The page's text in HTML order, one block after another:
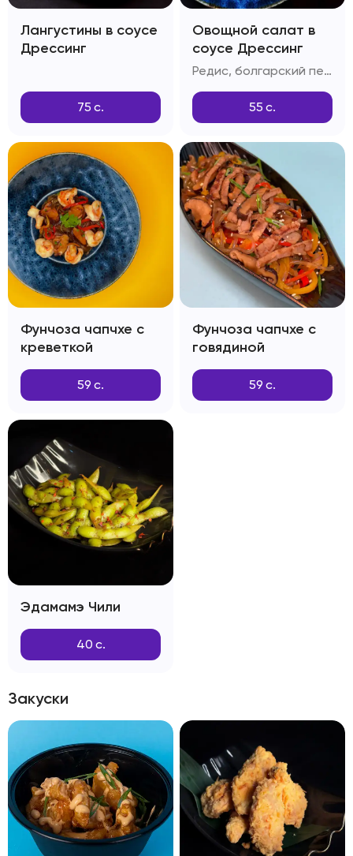
Лангустины в соусе
Дрессинг
75 с.
Овощной салат в
соусе Дрессинг
Редис, болгарский перец, дайкон, красный лук, огурцы, шпинат, салатный лист, зелень, соус Дрессинг
55 с.
Фунчоза чапчхе с
креветкой
59 с.
Фунчоза чапчхе с
говядиной
59 с.
Эдамамэ Чили
40 с.
Закуски